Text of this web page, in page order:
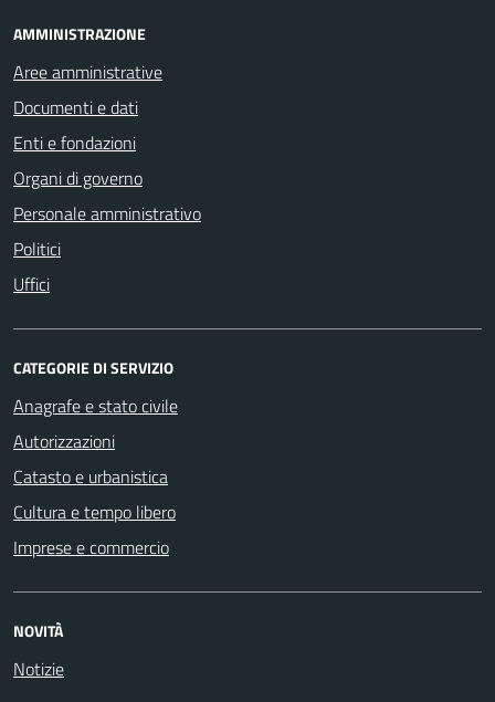
AMMINISTRAZIONE
Aree amministrative
Documenti e dati
Enti e fondazioni
Organi di governo
Personale amministrativo
Politici
Uffici
CATEGORIE DI SERVIZIO
Anagrafe e stato civile
Autorizzazioni
Catasto e urbanistica
Cultura e tempo libero
Imprese e commercio
NOVITÀ
Notizie